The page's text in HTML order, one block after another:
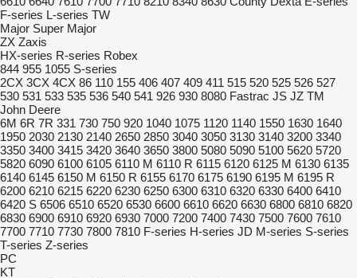
F-series L-series TW
Major Super Major
ZX Zaxis
HX-series R-series Robex
844 955 1055 S-series
2CX 3CX 4CX 86 110 155 406 407 409 411 515 520 525 526 527
530 531 533 535 536 540 541 926 930 8080 Fastrac JS JZ TM
John Deere
6M 6R 7R 331 730 750 920 1040 1075 1120 1140 1550 1630 1640
1950 2030 2130 2140 2650 2850 3040 3050 3130 3140 3200 3340
3350 3400 3415 3420 3640 3650 3800 5080 5090 5100 5620 5720
5820 6090 6100 6105 6110 M 6110 R 6115 6120 6125 M 6130 6135
6140 6145 6150 M 6150 R 6155 6170 6175 6190 6195 M 6195 R
6200 6210 6215 6220 6230 6250 6300 6310 6320 6330 6400 6410
6420 S 6506 6510 6520 6530 6600 6610 6620 6630 6800 6810 6820
6830 6900 6910 6920 6930 7000 7200 7400 7430 7500 7600 7610
7700 7710 7730 7800 7810 F-series H-series JD M-series S-series
T-series Z-series
PC
KT